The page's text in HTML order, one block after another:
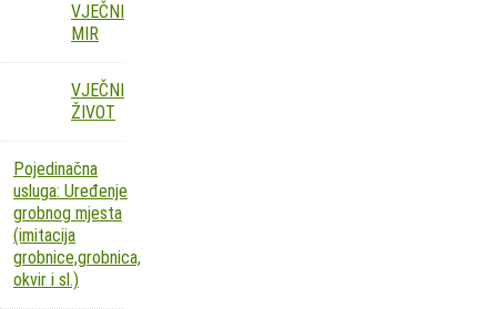
VJEČNI
MIR
VJEČNI
ŽIVOT
Pojedinačna
usluga: Uređenje
grobnog mjesta
(imitacija
grobnice,grobnica,
okvir i sl.)